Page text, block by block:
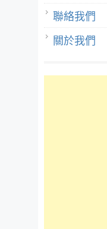
聯絡我們
關於我們